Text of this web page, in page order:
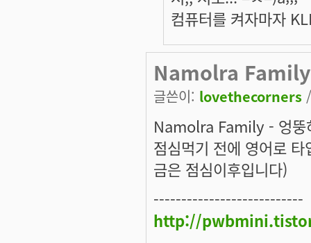
컴퓨터를 켜자마자
Namolra
글쓴이: lovethecorners
Namolra Family - 엉뚱
점심먹기 전에 영어로
금은 점심이후입니다)
---------------------------
http://